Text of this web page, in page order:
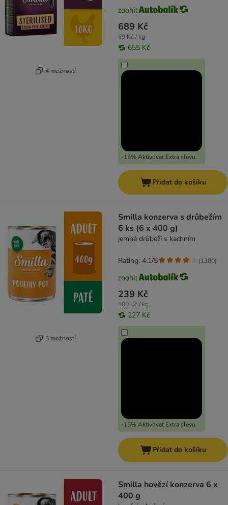
4 možností
689 Kč
69 Kč / kg
655 Kč
-15% Aktivovat Extra slevu
Přidat do košíku
5 možností
Smilla konzerva s drůbežím
6 ks (6 x 400 g)
jemné drůbeží s kachním
239 Kč
100 Kč / kg
227 Kč
-15% Aktivovat Extra slevu
Rating: 4.1/5 (1380)
Přidat do košíku
Smilla hovězí konzerva 6 x
400 g